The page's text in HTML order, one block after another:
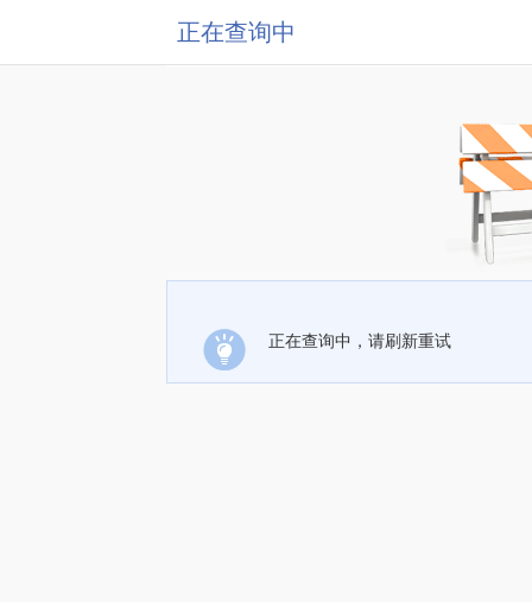
正在查询中
正在查询中，请刷新重试